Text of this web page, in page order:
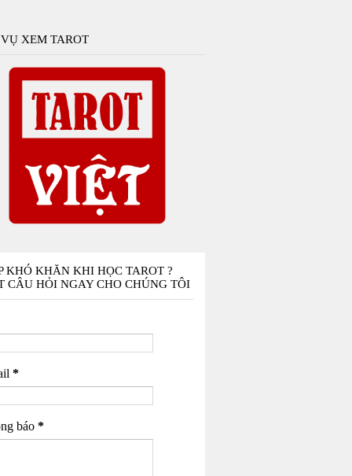
XEM TAROT
KHÓ KHĂN KHI HỌC TAROT ?
CÂU HỎI NGAY CHO CHÚNG TÔI
*
báo*